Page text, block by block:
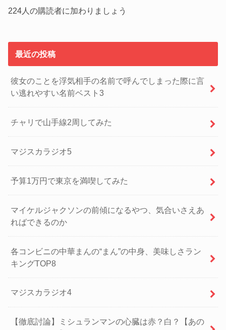
ス
224人の購読者に加わりましょう
最近の投稿
彼女のことを浮気相手の名前で呼んでしまった際に言
い逃れやすい名前ベスト3
チャリで山手線2周してみた
マジスカラジオ5
予算1万円で東京を満喫してみた
マイケルジャクソンの前傾になるやつ、気合いさえあ
ればできるのか
各コンビニの中華まんの“まん”の中身、美味しさラン
キングTOP8
マジスカラジオ4
【徹底討論】ミシュランマンの心臓は赤？白？【あの